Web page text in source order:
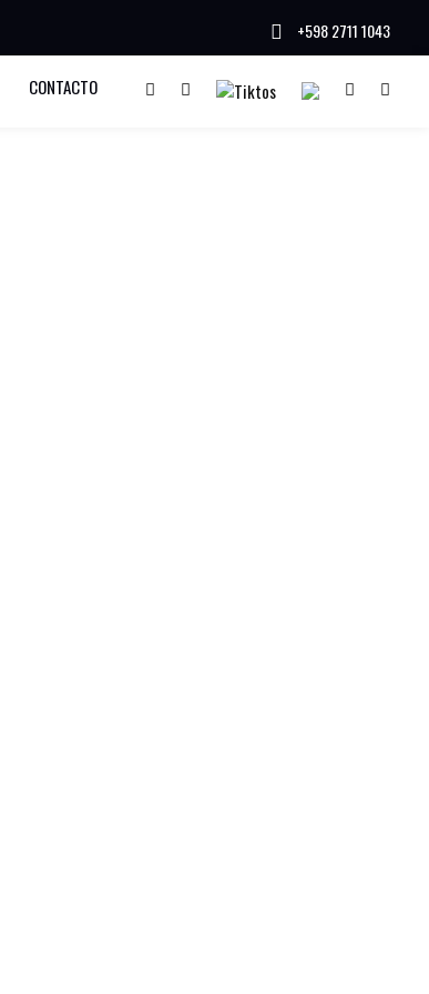
+598 2711 1043
CONTACTO